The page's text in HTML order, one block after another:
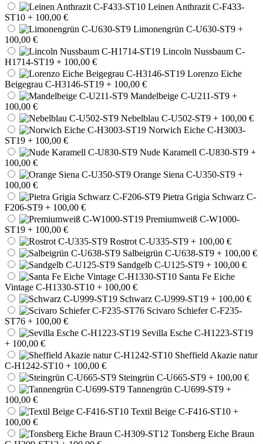
Leinen Anthrazit C-F433-
ST10 + 100,00 €
Limonengrün C-U630-ST9 +
100,00 €
Lincoln Nussbaum C-
H1714-ST19 + 100,00 €
Lorenzo Eiche
Beigegrau C-H3146-ST19 + 100,00 €
Mandelbeige C-U211-ST9 +
100,00 €
Nebelblau C-U502-ST9 + 100,00 €
Norwich Eiche C-H3003-
ST19 + 100,00 €
Nude Karamell C-U830-ST9 +
100,00 €
Orange Siena C-U350-ST9 +
100,00 €
Pietra Grigia Schwarz C-
F206-ST9 + 100,00 €
Premiumweiß C-W1000-
ST19 + 100,00 €
Rostrot C-U335-ST9 + 100,00 €
Salbeigrün C-U638-ST9 + 100,00 €
Sandgelb C-U125-ST9 + 100,00 €
Santa Fe Eiche
Vintage C-H1330-ST10 + 100,00 €
Schwarz C-U999-ST19 + 100,00 €
Scivaro Schiefer C-F235-
ST76 + 100,00 €
Sevilla Esche C-H1223-ST19
+ 100,00 €
Sheffield Akazie natur
C-H1242-ST10 + 100,00 €
Steingrün C-U665-ST9 + 100,00 €
Tannengrün C-U699-ST9 +
100,00 €
Textil Beige C-F416-ST10 +
100,00 €
Tonsberg Eiche Braun